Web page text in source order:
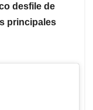
desfile de
principales